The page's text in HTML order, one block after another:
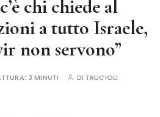
chi chiede al
a tutto Israele,
non servono”
3 MINUTI DI TRUCIOLI